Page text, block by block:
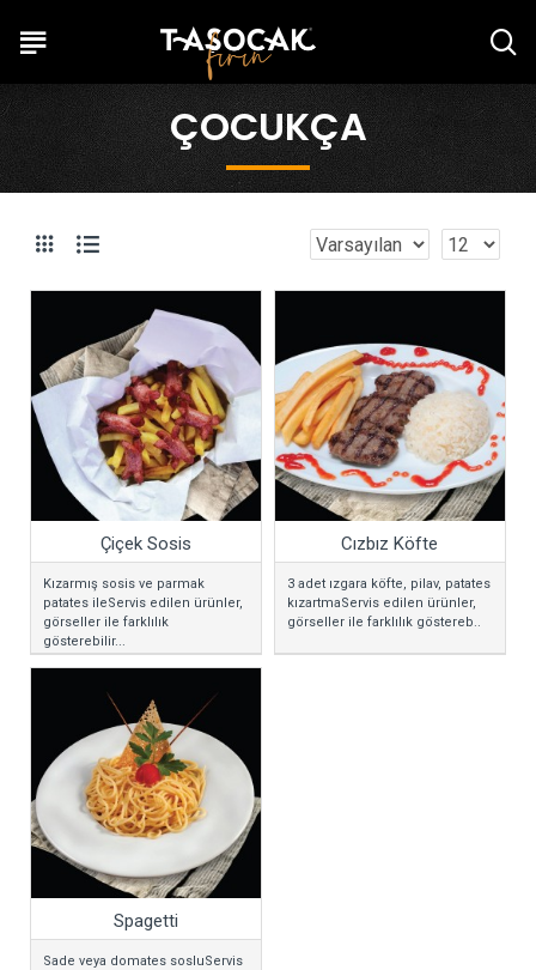
ÇOCUKÇA
Çiçek Sosis
Kızarmış sosis ve parmak
patates ileServis edilen ürünler,
görseller ile farklılık
gösterebilir...
Cızbız Köfte
3 adet ızgara köfte, pilav, patates
kızartmaServis edilen ürünler,
görseller ile farklılık göstereb..
Spagetti
Sade veya domates sosluServis